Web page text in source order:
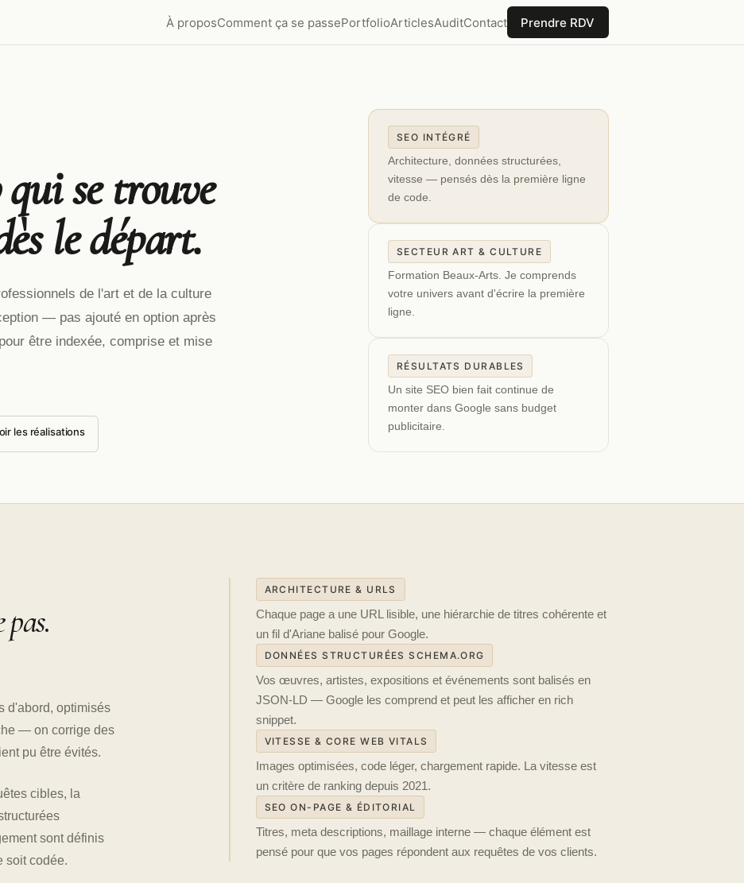
À proposComment ça se passePortfolioArticlesAuditContact Prendre RDV
se trouve
le départ.
de l'art et de la culture
— pas ajouté en option après
être indexée, comprise et mise
les réalisations
SEO INTÉGRÉ
Architecture, données structurées,
vitesse — pensés dès la première ligne
de code.
SECTEUR ART & CULTURE
Formation Beaux-Arts. Je comprends
votre univers avant d'écrire la première
ligne.
RÉSULTATS DURABLES
Un site SEO bien fait continue de
monter dans Google sans budget
publicitaire.
d'abord, optimisés
— on corrige des
pu être évités.
cibles, la
sont définis
soit codée.
ARCHITECTURE & URLS
Chaque page a une URL lisible, une hiérarchie de titres cohérente et
un fil d'Ariane balisé pour Google.
DONNÉES STRUCTURÉES SCHEMA.ORG
Vos œuvres, artistes, expositions et événements sont balisés en
JSON-LD — Google les comprend et peut les afficher en rich
snippet.
VITESSE & CORE WEB VITALS
Images optimisées, code léger, chargement rapide. La vitesse est
un critère de ranking depuis 2021.
SEO ON-PAGE & ÉDITORIAL
Titres, meta descriptions, maillage interne — chaque élément est
pensé pour que vos pages répondent aux requêtes de vos clients.